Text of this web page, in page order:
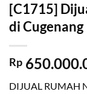
[C1715]
di Cugenang
Rp
DIJUAL RUMAH